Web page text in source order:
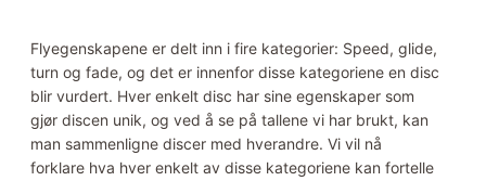
Flyegenskapene er delt inn i fire kategorier: Speed, glide,
turn og fade, og det er innenfor disse kategoriene en disc
blir vurdert. Hver enkelt disc har sine egenskaper som
gjør discen unik, og ved å se på tallene vi har brukt, kan
man sammenligne discer med hverandre. Vi vil nå
forklare hva hver enkelt av disse kategoriene kan fortelle